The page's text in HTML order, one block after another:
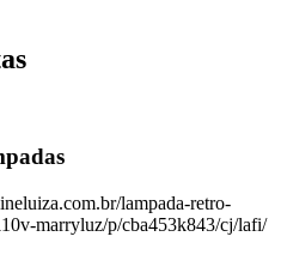
lampada-retro-
marryluz/p/cba453k843/cj/lafi/